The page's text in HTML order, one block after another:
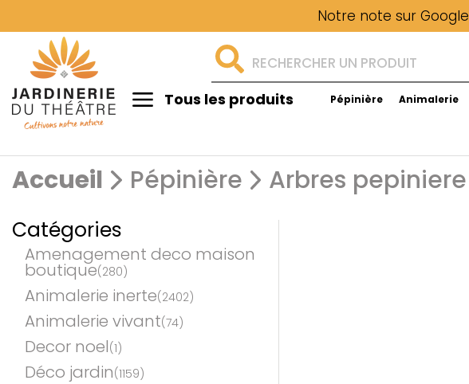
Notre note sur Google
Tous les produits Pépinière Animalerie
Accueil Pépinière Arbres pepiniere
Catégories
Amenagement deco maison
boutique(280)
Animalerie inerte(2402)
Animalerie vivant(74)
Decor noel(1)
Déco jardin(1159)